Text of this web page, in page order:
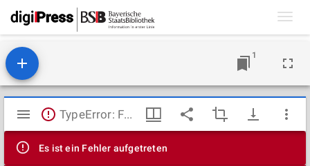
1
Mirador
Viewer
TypeError: Failed to fetch
Es ist ein Fehler aufgetreten